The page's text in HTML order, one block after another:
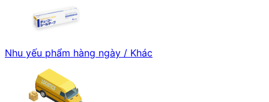
Nhu yếu phẩm hàng ngày / Khác